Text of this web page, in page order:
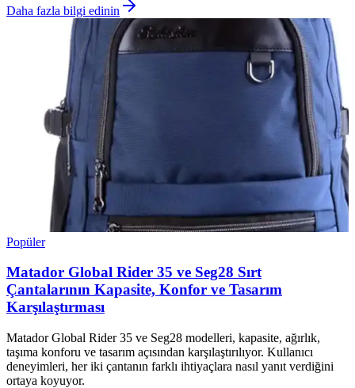
Daha fazla bilgi edinin
Popüler
Matador Global Rider 35 ve Seg28 Sırt
Çantalarının Kapasite, Konfor ve Tasarım
Karşılaştırması
Matador Global Rider 35 ve Seg28 modelleri, kapasite, ağırlık,
taşıma konforu ve tasarım açısından karşılaştırılıyor. Kullanıcı
deneyimleri, her iki çantanın farklı ihtiyaçlara nasıl yanıt verdiğini
ortaya koyuyor.